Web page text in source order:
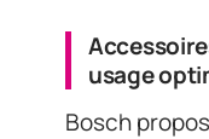
usage
Bosch